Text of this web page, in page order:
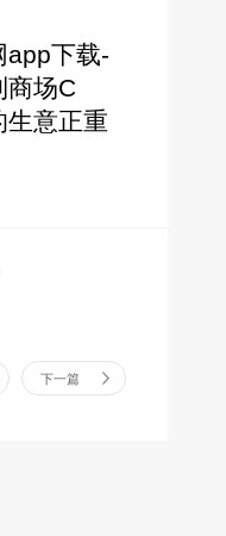
app下载-
商场C
生意正重
下一篇